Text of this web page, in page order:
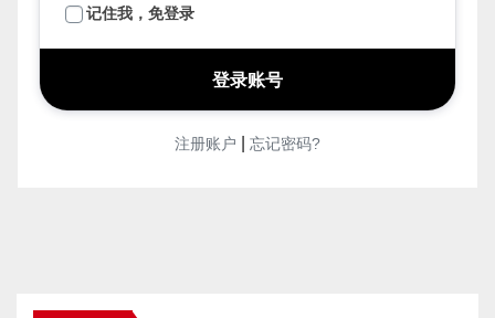
记住我，免登录
注册账户 忘记密码?